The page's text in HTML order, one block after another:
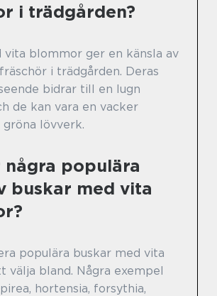
i trädgården?
vita blommor ger en känsla av
i trädgården. Deras
bidrar till en lugn
de kan vara en vacker
lövverk.
populära
buskar med vita
populära buskar med vita
välja bland. Några exempel
hortensia, forsythia,